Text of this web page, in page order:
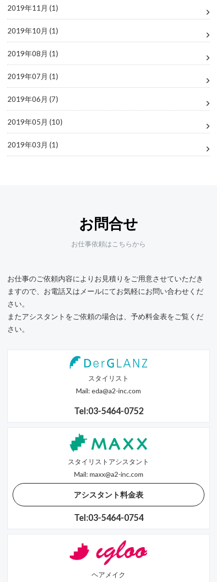
2019年11月 (1)
2019年10月 (1)
2019年08月 (1)
2019年07月 (1)
2019年06月 (7)
2019年05月 (10)
2019年03月 (1)
お問合せ
お仕事依頼はこちらから
お仕事のご依頼内容によりお見積りをご用意させていただき
ますので、 お電話又はメールにてお気軽にお問い合わせくだ
さい。
またアシスタントをご依頼の場合は、予め料金表をご覧くだ
さい。
スタイリスト
Mail: eda@a2-inc.com
Tel:03-5464-0752
スタイリストアシスタント
Mail: maxx@a2-inc.com
アシスタント料金表
Tel:03-5464-0754
ヘアメイク